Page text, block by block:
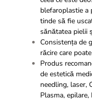
blefaroplastie a
tinde să fie
sănătatea pielii
Consistența de
răcire care
Produs
de estetică
needling, laser,
Plasma,